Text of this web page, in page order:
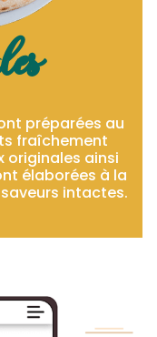
préparées au
fraîchement
originales ainsi
élaborées à la
intactes.